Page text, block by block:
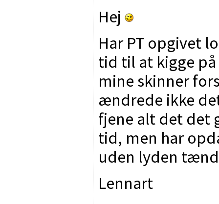
Hej
Har PT opgivet
tid til at kigge
mine skinner
ændrede ikke
fjene alt det det
tid, men har
uden lyden
Lennart